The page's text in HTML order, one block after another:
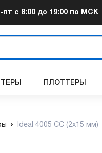
пт с 8:00 до 19:00 по МСК
ПЛОТТЕРЫ
Ideal 4005 CC (2x15 мм)